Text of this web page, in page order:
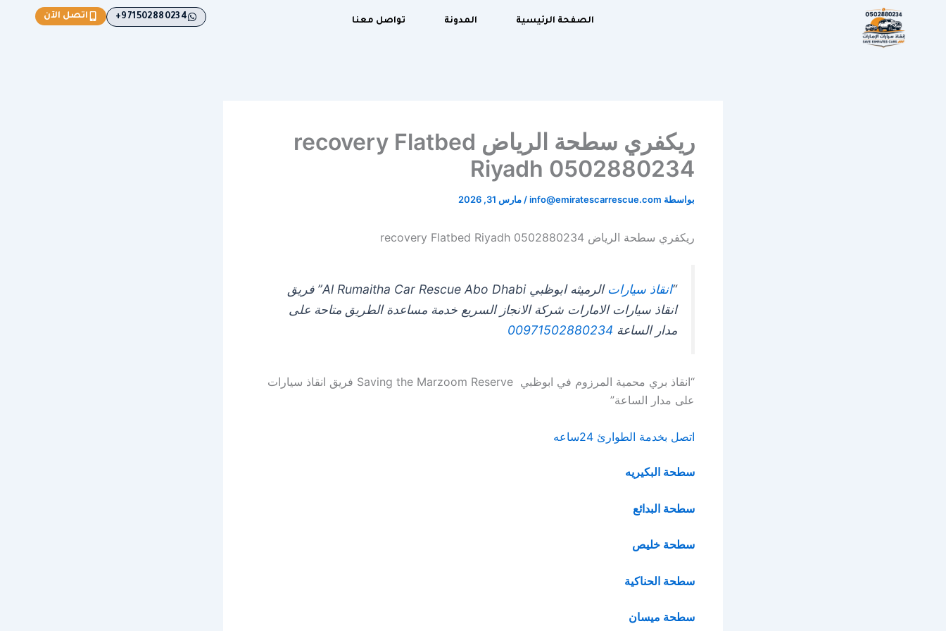
الصفحة الرئيسية المدونة تواصل معنا اتصل الآن 971502880234+
ريكفري سطحة الرياض recovery Flatbed
Riyadh 0502880234
بواسطة info@emiratescarrescue.com
/ مارس 31, 2026
ريكفري سطحة الرياض recovery Flatbed Riyadh 0502880234
“انقاذ سيارات
الرميثه ابوظبي Al Rumaitha Car Rescue Abo Dhabi” فريق
انقاذ سيارات الامارات شركة الانجاز السريع خدمة مساعدة الطريق متاحة على
مدار الساعة 00971502880234
“انقاذ بري محمية المرزوم في ابوظبي Saving the Marzoom Reserve فريق انقاذ سيارات
على مدار الساعة”
اتصل بخدمة الطوارئ 24ساعه
سطحة البكيريه
سطحة البدائع
سطحة خليص
سطحة الحناكية
سطحة ميسان